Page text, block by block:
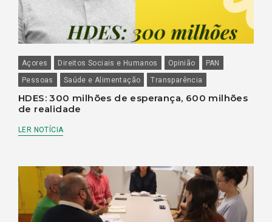
Açores Direitos Sociais e Humanos Opinião
PAN
Pessoas
Saúde e Alimentação Transparência
HDES: 300 milhões de esperança, 600 milhões
de realidade
LER NOTÍCIA